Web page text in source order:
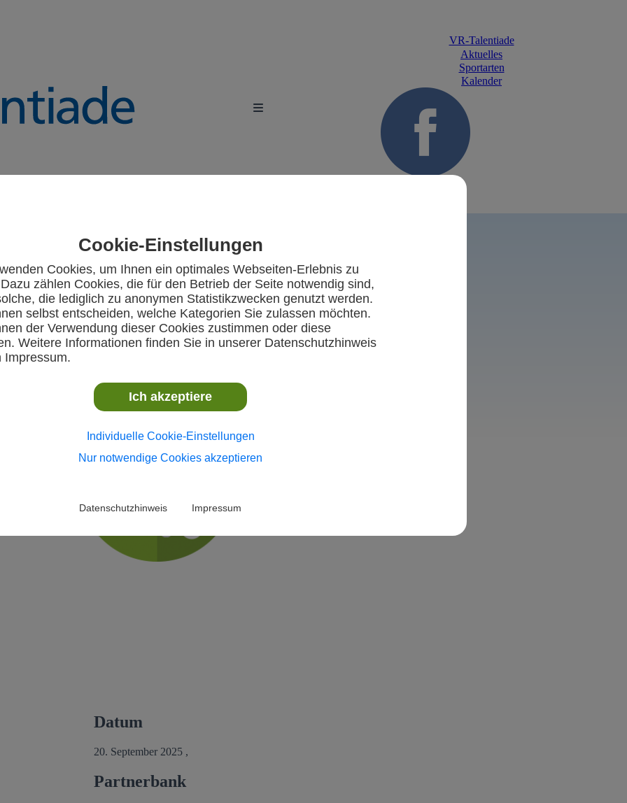
Cookie-Einstellungen
Cookies, um Ihnen ein optimales Webseiten-Erlebnis zu
zählen Cookies, die für den Betrieb der Seite notwendig sind,
die lediglich zu anonymen Statistikzwecken genutzt werden.
selbst entscheiden, welche Kategorien Sie zulassen möchten.
der Verwendung dieser Cookies zustimmen oder diese
Weitere Informationen finden Sie in unserer Datenschutzhinweis
Impressum.
Ich akzeptiere
Individuelle Cookie-Einstellungen
Nur notwendige Cookies akzeptieren
Datenschutzhinweis Impressum
VR-Talentiade
Aktuelles
Sportarten
Kalender
Talentiade-CUP (Vorrunde Bezirk Junioren)
20. September 2025
Datum
20. September 2025 ,
Partnerbank